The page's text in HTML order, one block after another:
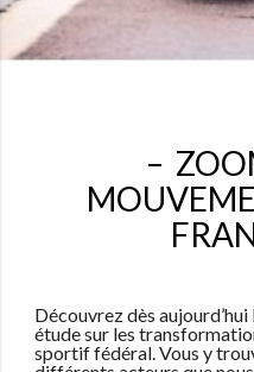
–
Découvrez dès
étude sur les
sportif fédéral. Vous y